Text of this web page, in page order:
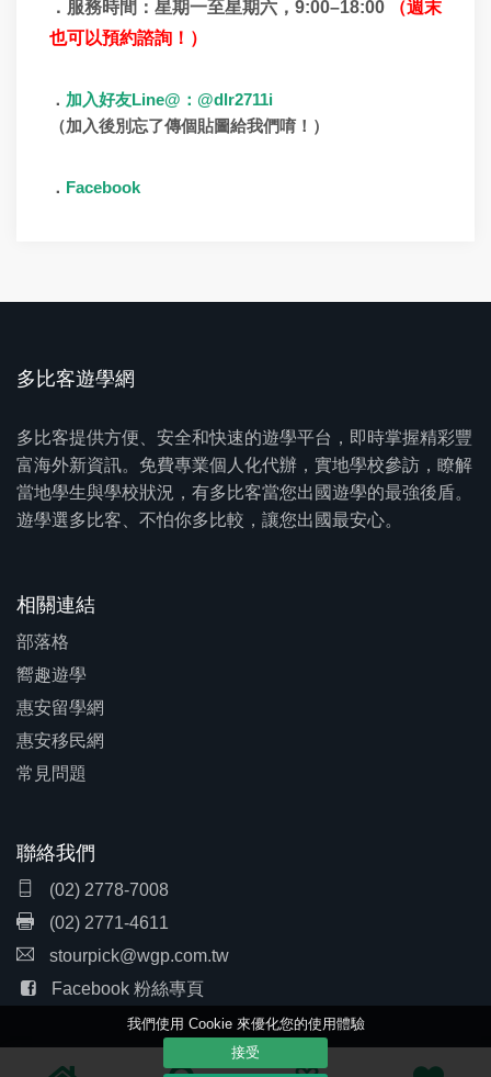
我們使用 Cookie 來優化您的使用體驗
接受
．服務時間：星期一至星期六， 9:00–18:00
（週末
也可以預約諮詢！）
． 加入好友Line@ ： @dlr2711i
（加入後別忘了傳個貼圖給我們唷！）
． Facebook
多比客遊學網
多比客提供方便、安全和快速的遊學平台，即時掌握精彩豐
富海外新資訊。免費專業個人化代辦，實地學校參訪，瞭解
當地學生與學校狀況，有多比客當您出國遊學的最強後盾。
遊學選多比客、不怕你多比較，讓您出國最安心。
相關連結
部落格
嚮趣遊學
惠安留學網
惠安移民網
常見問題
聯絡我們
(02) 2778-7008
(02) 2771-4611
stourpick@wgp.com.tw
Facebook 粉絲專頁
隱私條款